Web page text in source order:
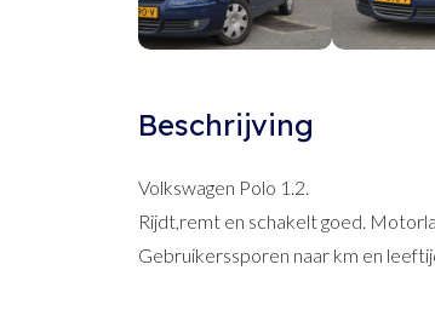
Beschrijving
Volkswagen Polo 1.2.
Rijdt,remt en schakelt goed.
Gebruikerssporen naar km en